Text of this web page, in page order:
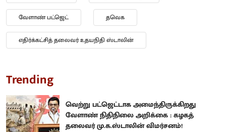
வேளாண் பட்ஜெட் தவெக
எதிர்க்கட்சித் தலைவர் உதயநிதி ஸ்டாலின்
Trending
வெற்று பட்ஜெட்டாக அமைந்திருக்கிறது
வேளாண் நிதிநிலை அறிக்கை : கழகத்
தலைவர் மு.க.ஸ்டாலின் விமர்சனம்!